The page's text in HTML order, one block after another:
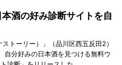
酒の好み診断サイトを自
トーリー）」（品川区西五反田2）
自分好みの日本酒を見つける無料ウ